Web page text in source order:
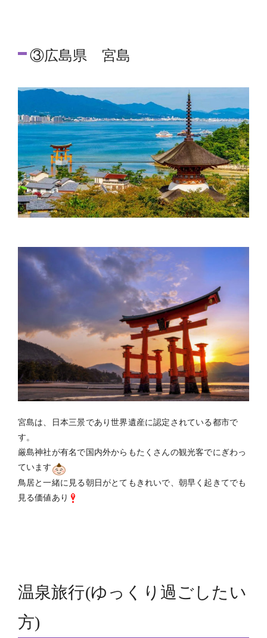
③広島県 宮島
宮島は、日本三景であり世界遺産に認定されている都市で
す。
厳島神社が有名で国内外からもたくさんの観光客でにぎわっ
ています
鳥居と一緒に見る朝日がとてもきれいで、朝早く起きてでも
見る価値あり
温泉旅行(ゆっくり過ごしたい
方)